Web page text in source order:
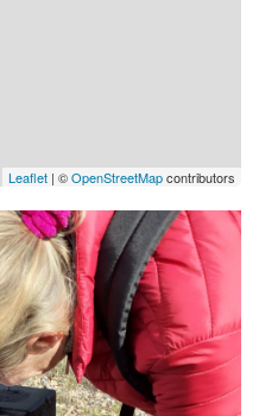
Leaflet | ©OpenStreetMapcontributors